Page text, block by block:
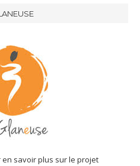
savoir plus sur le projet